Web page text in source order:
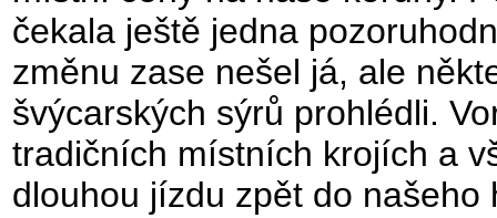
čekala ještě jedna
změnu zase nešel já, ale
švýcarských sýrů prohlédli.
tradičních místních krojích a
dlouhou jízdu zpět do